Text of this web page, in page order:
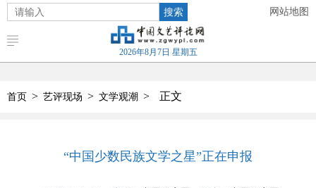
搜索 网站地图
2026年8月7日 星期五
首页 > 艺评现场 > 文学观潮 > 正文
“中国少数民族文学之星”正在申报